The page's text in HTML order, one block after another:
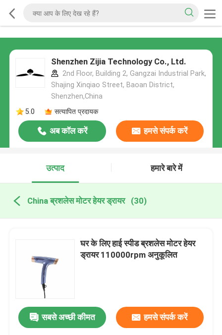
Shenzhen Zijia Technology Co., Ltd.
2nd Floor, Building 2, Gangzai Industrial Park,
Shajing Xinqiao Street, Baoan District,
Shenzhen,China
5.0
सत्यापित प्रदायक
अब कॉल करें हमसे संपर्क करें
उत्पाद हमारे बारे में
China ब्रशलेस मोटर हेयर ड्रायर (30)
घर के लिए हाई स्पीड ब्रशलेस मोटर हेयर
ड्रायर 110000rpm अनुकूलित
सबसे अच्छी कीमत हमसे संपर्क करें